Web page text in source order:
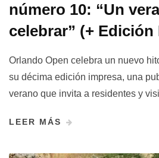
número 10: “Un
celebrar” (+ Edición
Orlando Open celebra un nuevo
su décima edición impresa, una
verano que invita a residentes y
LEER MÁS